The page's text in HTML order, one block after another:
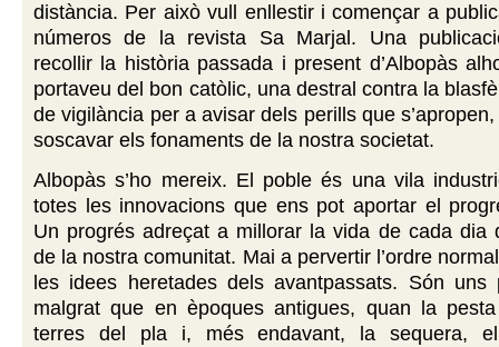
distància. Per això vull enllestir i començar a
números de la revista Sa Marjal. Una
recollir la història passada i present d’Albopàs
portaveu del bon catòlic, una destral contra la
de vigilància per a avisar dels perills que
soscavar els fonaments de la nostra societat.
Albopàs s’ho mereix. El poble és una vila
totes les innovacions que ens pot aportar el
Un progrés adreçat a millorar la vida de cada dia
de la nostra comunitat. Mai a pervertir l’ordre
les idees heretades dels avantpassats. Són uns
malgrat que en èpoques antigues, quan la
terres del pla i, més endavant, la sequera,